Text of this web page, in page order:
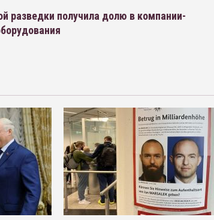
разведки получила долю в компании-